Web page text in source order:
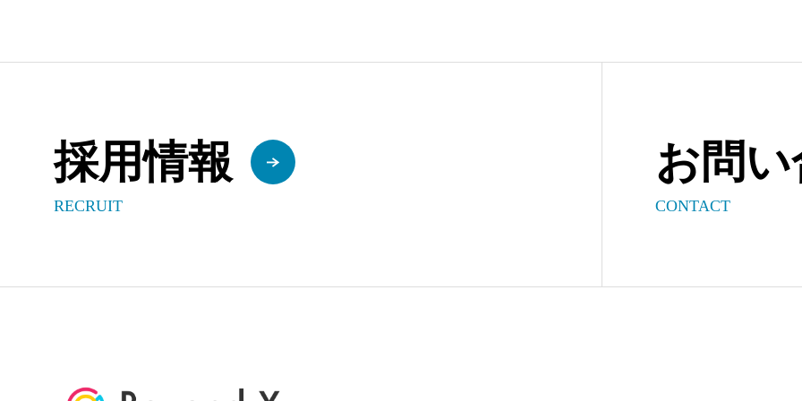
採用情報
RECRUIT
お問
CONTACT